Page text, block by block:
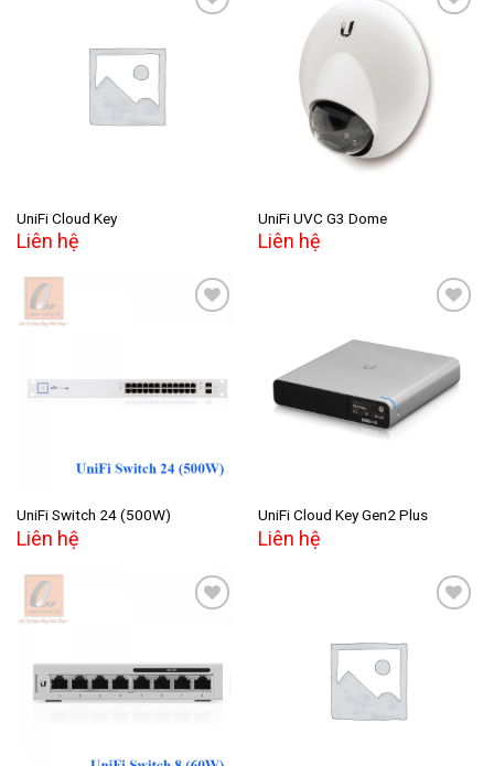
UniFi Cloud Key
Liên hệ
Add to
UniFi UVC G3 Dome
Liên hệ
wishlist
UniFi Switch 24 (500W)
Liên hệ
Add to
wishlist
UniFi Cloud Key Gen2 Plus
Liên hệ
Add to
wishlist